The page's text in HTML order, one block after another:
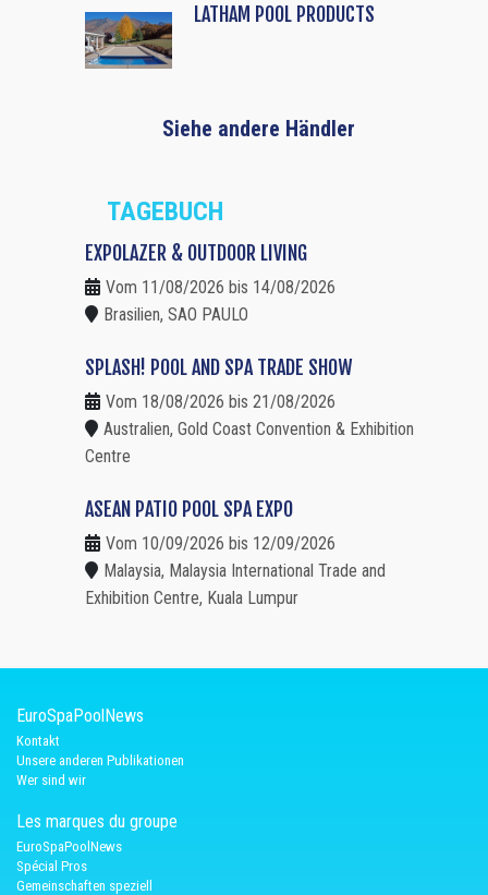
LATHAM POOL PRODUCTS
Siehe andere Händler
TAGEBUCH
EXPOLAZER & OUTDOOR LIVING
Vom 11/08/2026 bis 14/08/2026
Brasilien, SAO PAULO
SPLASH! POOL AND SPA TRADE SHOW
Vom 18/08/2026 bis 21/08/2026
Australien, Gold Coast Convention & Exhibition
Centre
ASEAN PATIO POOL SPA EXPO
Vom 10/09/2026 bis 12/09/2026
Malaysia, Malaysia International Trade and
Exhibition Centre, Kuala Lumpur
EuroSpaPoolNews
Kontakt
Unsere anderen Publikationen
Wer sind wir
Les marques du groupe
EuroSpaPoolNews
Spécial Pros
Gemeinschaften speziell